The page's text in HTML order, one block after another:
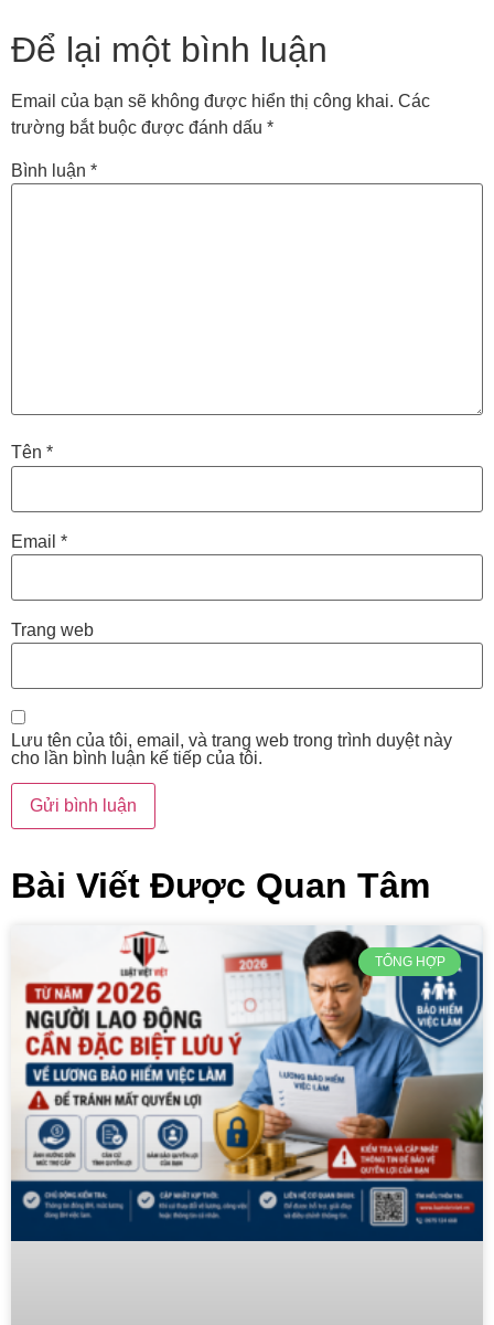
Để lại một bình luận
Email của bạn sẽ không được hiển thị công khai. Các
trường bắt buộc được đánh dấu *
Bình luận *
Tên *
Email *
Trang web
Lưu tên của tôi, email, và trang web trong trình duyệt này
cho lần bình luận kế tiếp của tôi.
Bài Viết Được Quan Tâm
TỔNG HỢP